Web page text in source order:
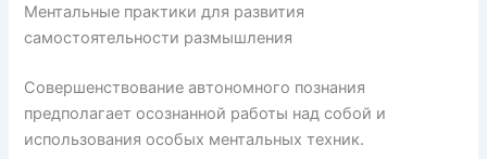
Ментальные практики для развития
самостоятельности размышления
Совершенствование автономного познания
предполагает осознанной работы над собой и
использования особых ментальных техник.